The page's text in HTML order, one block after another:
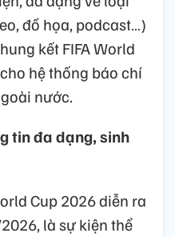
đồ họa, podcast…)
kết FIFA World
hệ thống báo chí
nước.
tin đa dạng, sinh
Cup 2026 diễn ra
là sự kiện thể